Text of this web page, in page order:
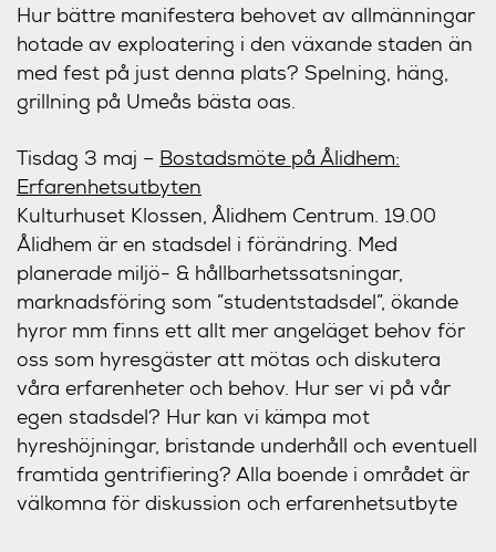
Hur bättre manifestera behovet av allmänningar
hotade av exploatering i den växande staden än
med fest på just denna plats? Spelning, häng,
grillning på Umeås bästa oas.
Tisdag 3 maj – Bostadsmöte på Ålidhem:
Erfarenhetsutbyten
Kulturhuset Klossen, Ålidhem Centrum. 19.00
Ålidhem är en stadsdel i förändring. Med
planerade miljö- & hållbarhetssatsningar,
marknadsföring som ”studentstadsdel”, ökande
hyror mm finns ett allt mer angeläget behov för
oss som hyresgäster att mötas och diskutera
våra erfarenheter och behov. Hur ser vi på vår
egen stadsdel? Hur kan vi kämpa mot
hyreshöjningar, bristande underhåll och eventuell
framtida gentrifiering? Alla boende i området är
välkomna för diskussion och erfarenhetsutbyte